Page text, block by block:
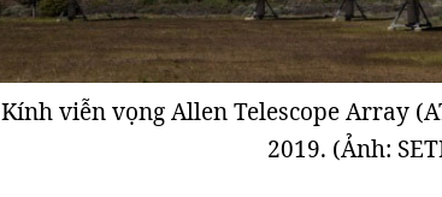
Kính viễn vọng Allen Telescope Array
2019. (Ảnh: